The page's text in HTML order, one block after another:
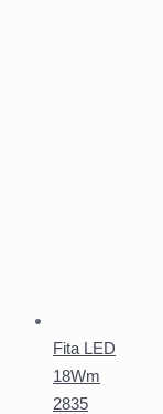
Fita LED
18Wm
2835